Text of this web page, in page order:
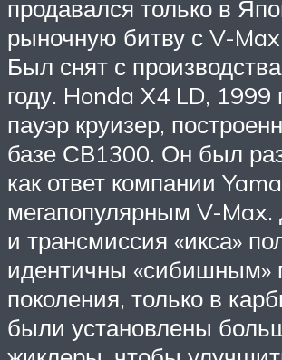
продавался только в
рыночную битву с V-Max
Был снят с
году. Honda X4 LD,
пауэр круизер,
базе СВ1300. Он был
как ответ компании
мегапопулярным V-Max.
и трансмиссия «икса»
идентичны «сибишным»
поколения, только в
были установлены